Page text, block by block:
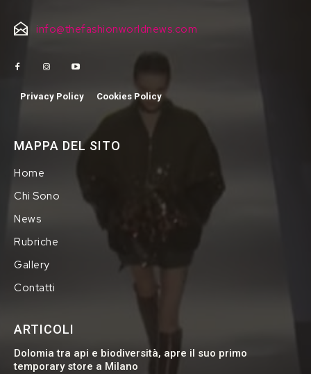
info@thefashionworldnews.com
Privacy Policy Cookies Policy
MAPPA DEL SITO
Home
Chi Sono
News
Rubriche
Gallery
Contatti
ARTICOLI
Dolomia tra api e biodiversità, apre il suo primo
temporary store a Milano